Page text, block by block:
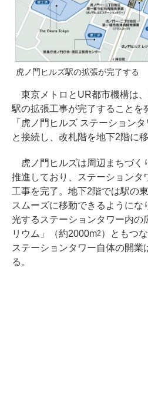
虎ノ門ヒルズ駅の拡張が完了する
東京メトロとUR都市機構は
駅の拡張工事が完了することを
「虎ノ門ヒルズ ステーション
と接続し、改札階を地下2階に移
虎ノ門ヒルズは周辺まちづく
推進しており、ステーションタ
工事を完了。地下2階では駅の
スムーズに移動できるようにな
光するステーションタワー内の
リウム」（約2000m2 ）ともつ
ステーションタワー自体の開業
る。